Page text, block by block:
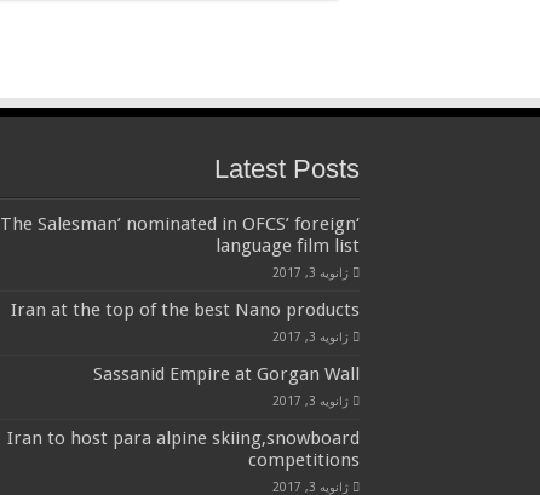
Latest Posts
‘The Salesman’ nominated in OFCS’ foreign
language film list
ژانویه 3, 2017
Iran at the top of the best Nano products
ژانویه 3, 2017
Sassanid Empire at Gorgan Wall
ژانویه 3, 2017
Iran to host para alpine skiing,snowboard
competitions
ژانویه 3, 2017